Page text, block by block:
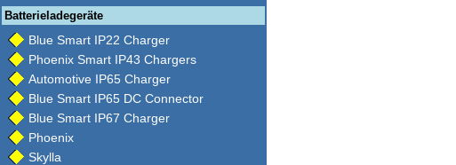
Batterieladegeräte
Blue Smart IP22 Charger
Phoenix Smart IP43 Chargers
Automotive IP65 Charger
Blue Smart IP65 DC Connector
Blue Smart IP67 Charger
Phoenix
Skylla